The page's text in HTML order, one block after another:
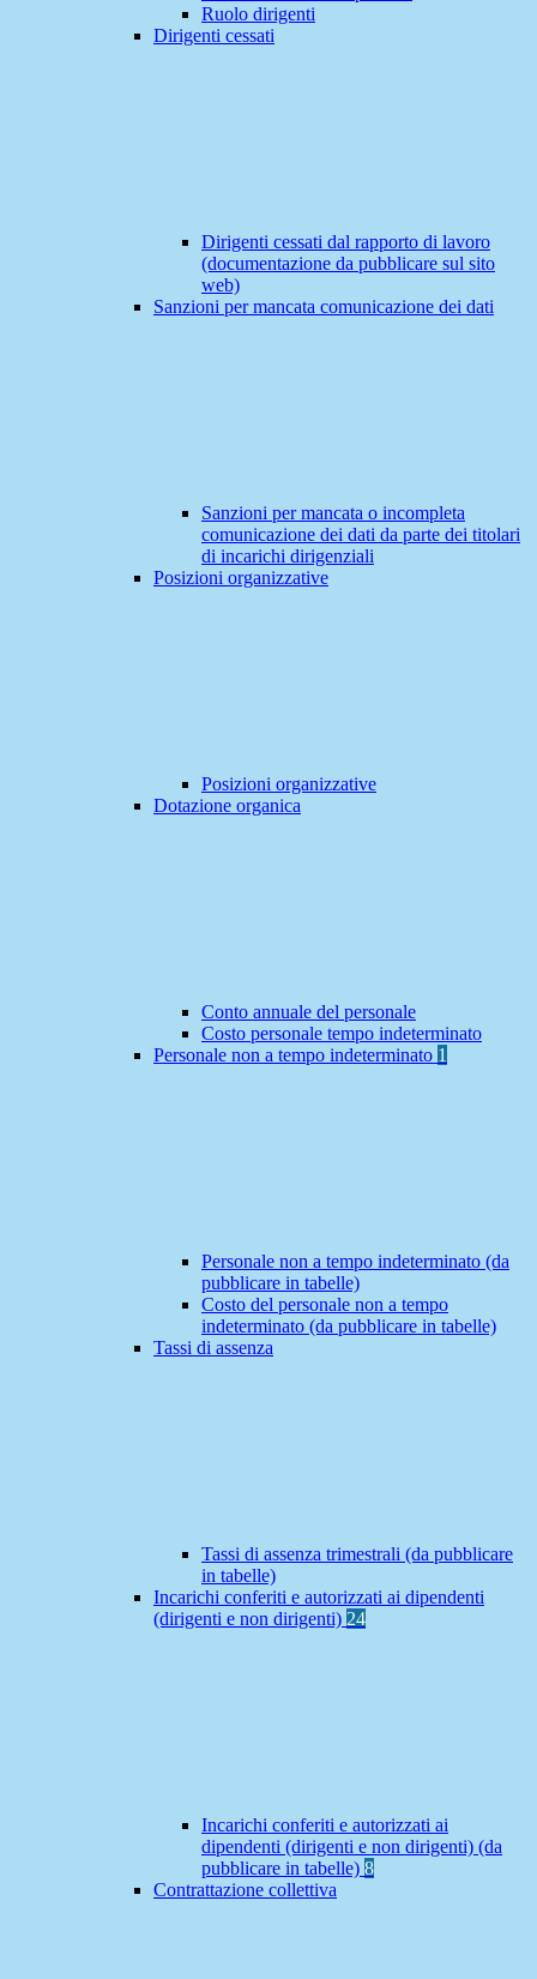
Ruolo dirigenti
Dirigenti cessati
Dirigenti cessati dal rapporto di lavoro
(documentazione da pubblicare sul sito
web)
Sanzioni per mancata comunicazione dei dati
Sanzioni per mancata o incompleta
comunicazione dei dati da parte dei titolari
di incarichi dirigenziali
Posizioni organizzative
Posizioni organizzative
Dotazione organica
Conto annuale del personale
Costo personale tempo indeterminato
Personale non a tempo indeterminato 1
Personale non a tempo indeterminato (da
pubblicare in tabelle)
Costo del personale non a tempo
indeterminato (da pubblicare in tabelle)
Tassi di assenza
Tassi di assenza trimestrali (da pubblicare
in tabelle)
Incarichi conferiti e autorizzati ai dipendenti
(dirigenti e non dirigenti) 24
Incarichi conferiti e autorizzati ai
dipendenti (dirigenti e non dirigenti) (da
pubblicare in tabelle) 8
Contrattazione collettiva